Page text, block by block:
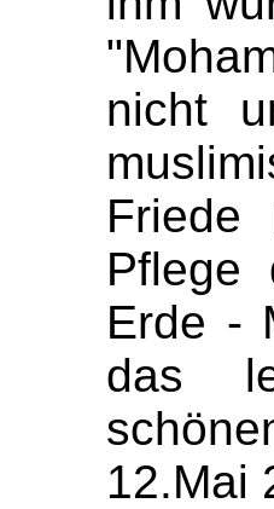
nicht
Friede
Pflege
Erde -
das
12.Mai